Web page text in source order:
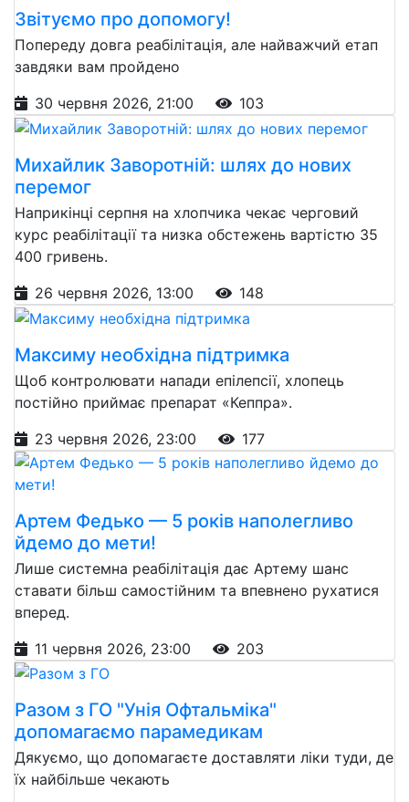
Звітуємо про допомогу!
Попереду довга реабілітація, але найважчий етап
завдяки вам пройдено
30 червня 2026, 21:00
103
Михайлик Заворотній: шлях до нових
перемог
Наприкінці серпня на хлопчика чекає черговий
курс реабілітації та низка обстежень вартістю 35
400 гривень.
26 червня 2026, 13:00
148
Максиму необхідна підтримка
Щоб контролювати напади епілепсії, хлопець
постійно приймає препарат «Кеппра».
23 червня 2026, 23:00
177
Артем Федько — 5 років наполегливо
йдемо до мети!
Лише системна реабілітація дає Артему шанс
ставати більш самостійним та впевнено рухатися
вперед.
11 червня 2026, 23:00
203
Разом з ГО "Унія Офтальміка"
допомагаємо парамедикам
Дякуємо, що допомагаєте доставляти ліки туди, де
їх найбільше чекають